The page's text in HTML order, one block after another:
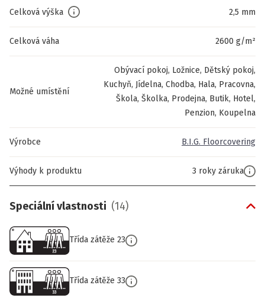
Celková výška 2,5 mm
Celková váha 2600 g/m²
Možné umístění
Obývací pokoj, Ložnice, Dětský pokoj,
Kuchyň, Jídelna, Chodba, Hala, Pracovna,
Škola, Školka, Prodejna, Butik, Hotel,
Penzion, Koupelna
Výrobce B.I.G. Floorcovering
Výhody k produktu 3 roky záruka
Speciální vlastnosti (14)
Třída zátěže 23
Třída zátěže 33